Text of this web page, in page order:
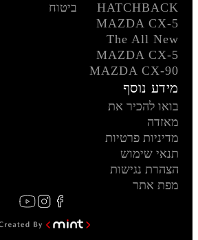
HATCHBACK
MAZDA CX-5
The All New
MAZDA CX-5
MAZDA CX-90
ביטוח
מידע נוסף
בואו להכיר את
מאזדה
מדיניות פרטיות
תנאי שימוש
הצהרת נגישות
מפת אתר